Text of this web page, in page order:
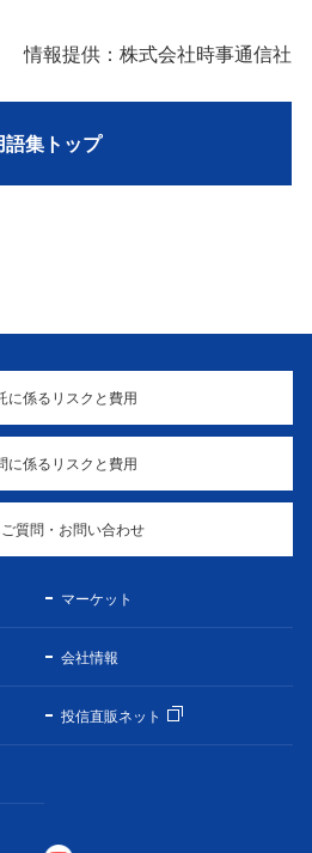
情報提供：株式会社時事通信社
語集トップ
に係るリスクと費用
に係るリスクと費用
質問・お問い合わせ
マーケット
会社情報
投信直販ネット